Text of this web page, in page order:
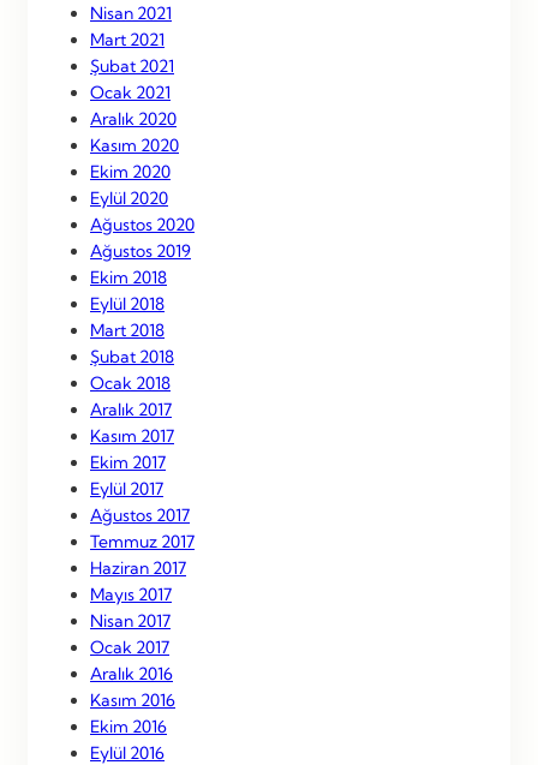
Nisan 2021
Mart 2021
Şubat 2021
Ocak 2021
Aralık 2020
Kasım 2020
Ekim 2020
Eylül 2020
Ağustos 2020
Ağustos 2019
Ekim 2018
Eylül 2018
Mart 2018
Şubat 2018
Ocak 2018
Aralık 2017
Kasım 2017
Ekim 2017
Eylül 2017
Ağustos 2017
Temmuz 2017
Haziran 2017
Mayıs 2017
Nisan 2017
Ocak 2017
Aralık 2016
Kasım 2016
Ekim 2016
Eylül 2016